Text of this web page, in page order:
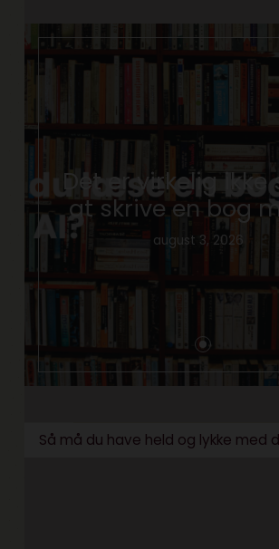
Det er virkelig
at skrive en bog
august 3, 2026
Så må du have held og lykke med